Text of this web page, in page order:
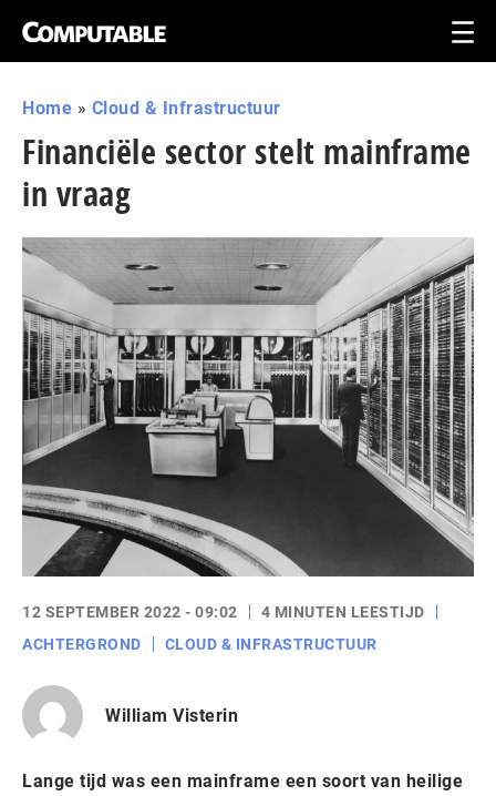
Home » Cloud & Infrastructuur
Financiële sector stelt mainframe
in vraag
12 SEPTEMBER 2022 - 09:02
4 MINUTEN LEESTIJD
ACHTERGROND
CLOUD & INFRASTRUCTUUR
William Visterin
Lange tijd was een mainframe een soort van heilige